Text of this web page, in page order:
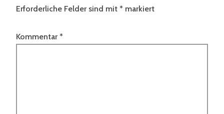
Erforderliche Felder sind mit * markiert
Kommentar *